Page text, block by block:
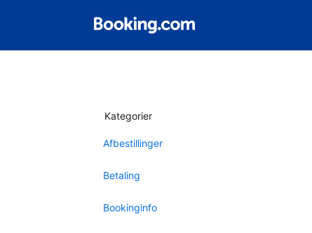
Kategorier
Afbestillinger
Betaling
Bookinginfo